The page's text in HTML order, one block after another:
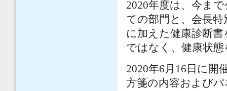
2020年度は、今ま
ての部門と、会長
に加えた健康診断
ではなく、健康状
2020年6月16日に開
方箋の内容および